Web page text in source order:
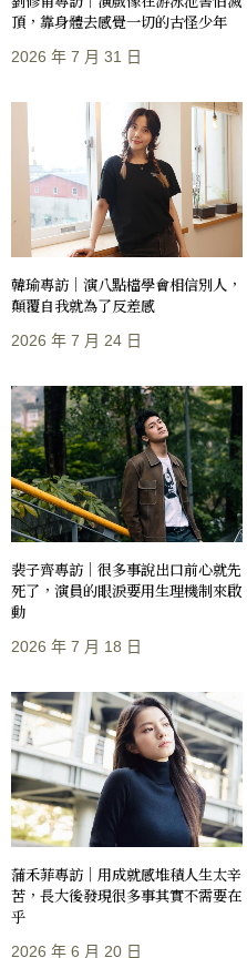
頂，靠身體去感覺一切的古怪少年
2026 年 7 月 31 日
韓瑜專訪｜演八點檔學會相信別人，
顛覆自我就為了反差感
2026 年 7 月 24 日
裴子齊專訪｜很多事說出口前心就先
死了，演員的眼淚要用生理機制來啟
動
2026 年 7 月 18 日
蒲禾菲專訪｜用成就感堆積人生太辛
苦，長大後發現很多事其實不需要在
乎
2026 年 6 月 20 日